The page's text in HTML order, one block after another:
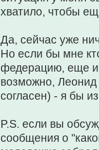
хватило, чтобы
Да, сейчас уже
Но если бы мне
федерацию, еще и
возможно,
согласен) - я бы
P.S. если вы
сообщения о